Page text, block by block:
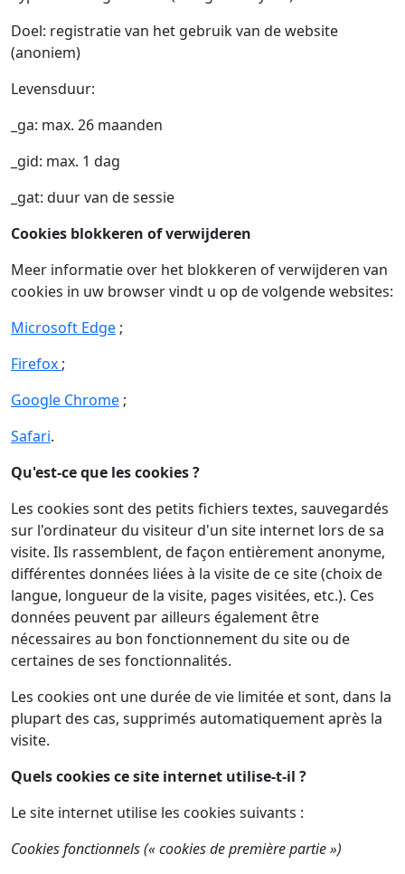
Doel: registratie van het gebruik van de website
(anoniem)
Levensduur:
_ga: max. 26 maanden
_gid: max. 1 dag
_gat: duur van de sessie
Cookies blokkeren of verwijderen
Meer informatie over het blokkeren of verwijderen van
cookies in uw browser vindt u op de volgende websites:
Microsoft Edge ;
Firefox ;
Google Chrome ;
Safari.
Qu'est-ce que les cookies ?
Les cookies sont des petits fichiers textes, sauvegardés
sur l'ordinateur du visiteur d'un site internet lors de sa
visite. Ils rassemblent, de façon entièrement anonyme,
différentes données liées à la visite de ce site (choix de
langue, longueur de la visite, pages visitées, etc.). Ces
données peuvent par ailleurs également être
nécessaires au bon fonctionnement du site ou de
certaines de ses fonctionnalités.
Les cookies ont une durée de vie limitée et sont, dans la
plupart des cas, supprimés automatiquement après la
visite.
Quels cookies ce site internet utilise-t-il ?
Le site internet utilise les cookies suivants :
Cookies fonctionnels (« cookies de première partie »)